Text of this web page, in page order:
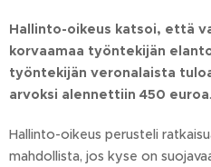
Hallinto-oikeus katsoi, että
korvaamaa työntekijän
työntekijän veronalaista
arvoksi alennettiin 450 euroa.
Hallinto-oikeus perusteli
mahdollista, jos kyse on